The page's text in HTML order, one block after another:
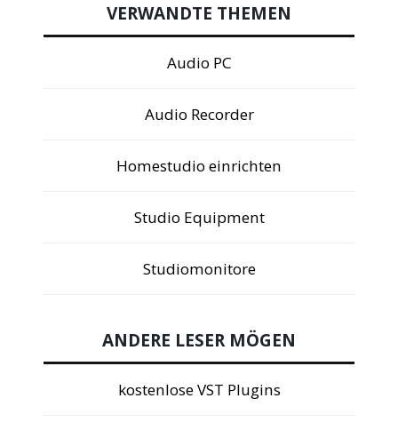
VERWANDTE THEMEN
Audio PC
Audio Recorder
Homestudio einrichten
Studio Equipment
Studiomonitore
ANDERE LESER MÖGEN
kostenlose VST Plugins